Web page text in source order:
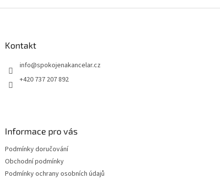
Kontakt
info@spokojenakancelar.cz
+420 737 207 892
Informace pro vás
Podmínky doručování
Obchodní podmínky
Podmínky ochrany osobních údajů